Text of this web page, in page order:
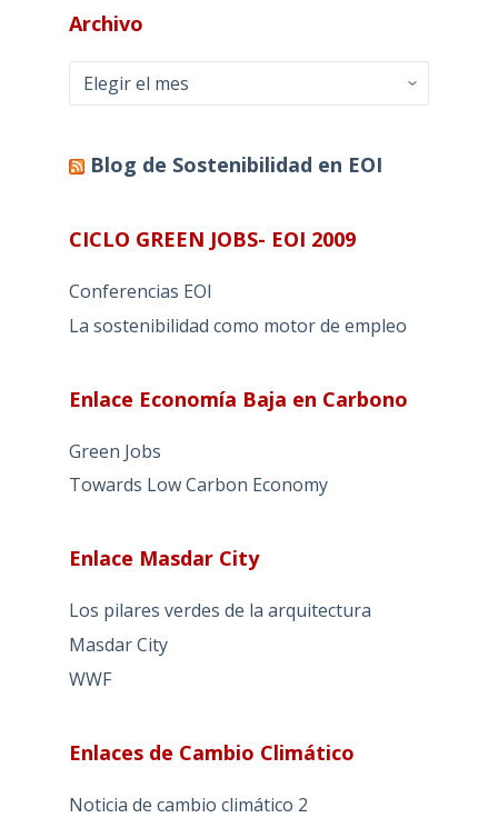
Archivo
Archivo
Blog de Sostenibilidad en EOI
CICLO GREEN JOBS- EOI 2009
Conferencias EOI
La sostenibilidad como motor de empleo
Enlace Economía Baja en Carbono
Green Jobs
Towards Low Carbon Economy
Enlace Masdar City
Los pilares verdes de la arquitectura
Masdar City
WWF
Enlaces de Cambio Climático
Noticia de cambio climático 2